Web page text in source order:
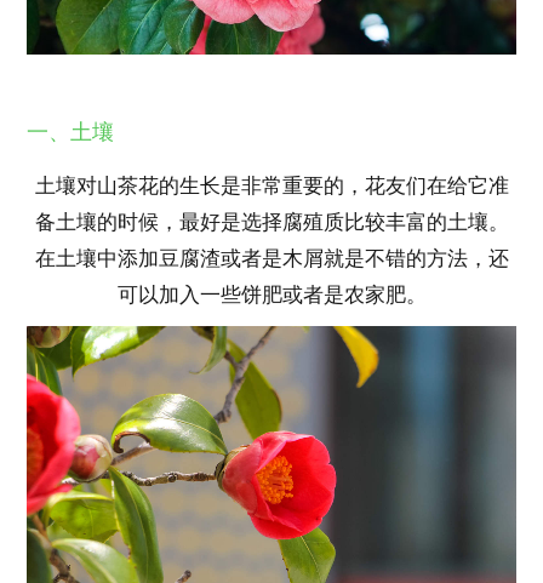
一、土壤
土壤对山茶花的生长是非常重要的，花友们在给它准
备土壤的时候，最好是选择腐殖质比较丰富的土壤。
在土壤中添加豆腐渣或者是木屑就是不错的方法，还
可以加入一些饼肥或者是农家肥。